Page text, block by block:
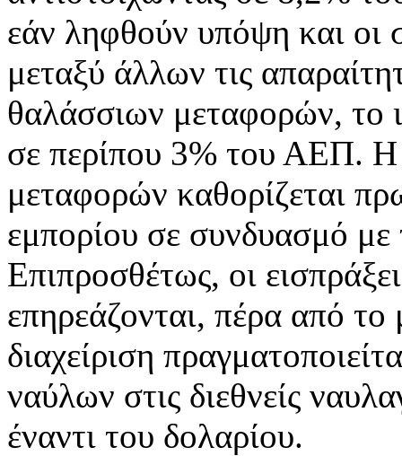
εάν ληφθούν υπόψη και οι
μεταξύ άλλων τις
θαλάσσιων μεταφορών, το
σε περίπου 3% του ΑΕΠ. Η
μεταφορών καθορίζεται
εμπορίου σε συνδυασμό με
Επιπροσθέτως, οι
επηρεάζονται, πέρα από
διαχείριση
ναύλων στις διεθνείς
έναντι του δολαρίου.